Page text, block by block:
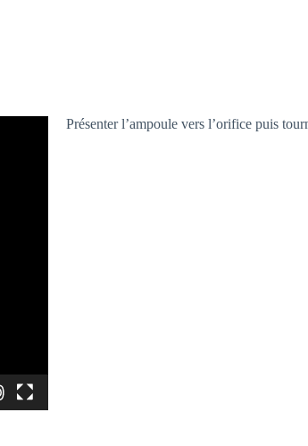
Présenter l’ampoule vers l’orifice puis